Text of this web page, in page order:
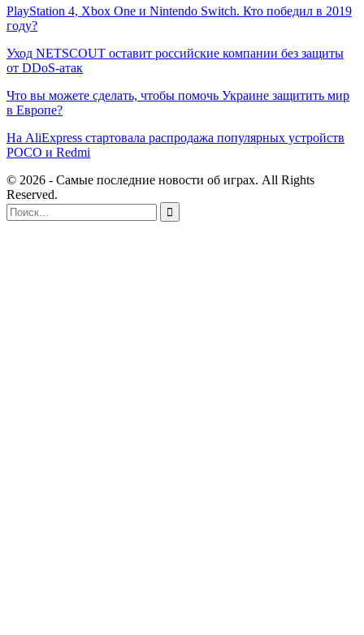
PlayStation 4, Xbox One и Nintendo Switch. Кто победил в 2019
году?
Уход NETSCOUT оставит российские компании без защиты
от DDoS-атак
Что вы можете сделать, чтобы помочь Украине защитить мир
в Европе?
На AliExpress стартовала распродажа популярных устройств
POCO и Redmi
© 2026 - Самые последние новости об играх. All Rights
Reserved.